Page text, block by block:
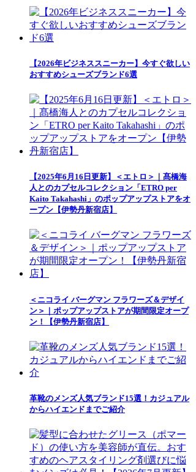
【2026年ビジネススニーカー】今すぐ欲しい
おすすめシューズブランド6選
【2025年6月16日更新】＜エトロ＞｜髙橋海
人とのカプセルコレクション「ETRO per
Kaito Takahashi」のポップアップストアをオ
ープン【伊勢丹新宿店】
＜ニコライ バーグマン フラワーズ＆デザイ
ン＞｜ポップアップストアが期間限定オープ
ン！【伊勢丹新宿店】
革靴のメンズ人気ブランド15選！カジュアル
からハイエンドまでご紹介